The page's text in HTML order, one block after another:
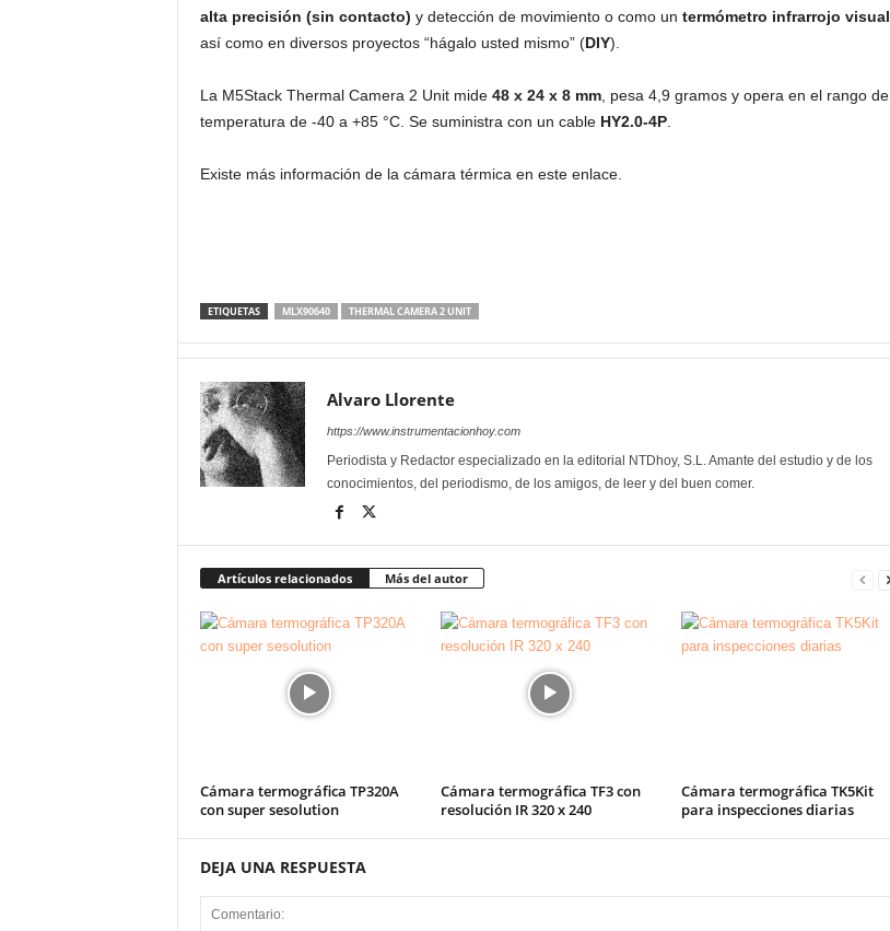
alta precisión (sin contacto) y detección de movimiento o como un termómetro infrarrojo visual
así como en diversos proyectos “hágalo usted mismo” (DIY).
La M5Stack Thermal Camera 2 Unit mide 48 x 24 x 8 mm, pesa 4,9 gramos y opera en el rango de
temperatura de -40 a +85 °C. Se suministra con un cable HY2.0-4P.
Existe más información de la cámara térmica en este enlace.
ETIQUETAS MLX90640 THERMAL CAMERA 2 UNIT
Alvaro Llorente
https://www.instrumentacionhoy.com
Periodista y Redactor especializado en la editorial NTDhoy, S.L. Amante del estudio y de los
conocimientos, del periodismo, de los amigos, de leer y del buen comer.
Artículos relacionados Más del autor
Cámara termográfica TP320A
con super sesolution
Cámara termográfica TF3 con
resolución IR 320 x 240
Cámara termográfica TK5Kit
para inspecciones diarias
DEJA UNA RESPUESTA